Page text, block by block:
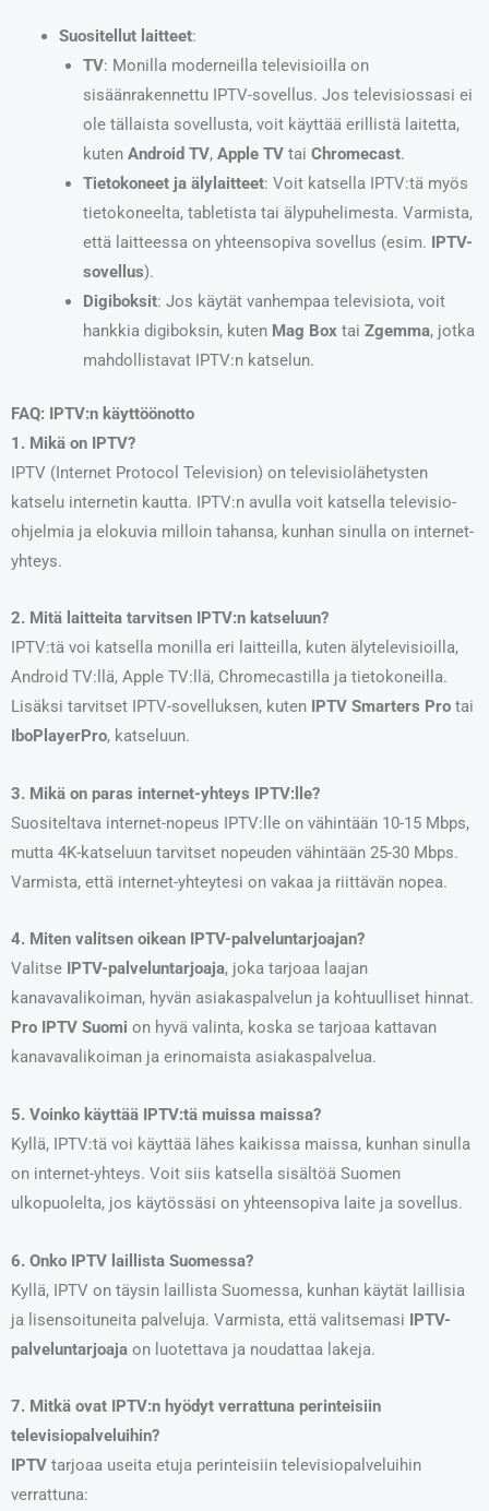
Suositellut laitteet:
TV: Monilla moderneilla televisioilla on
sisäänrakennettu IPTV-sovellus. Jos televisiossasi ei
ole tällaista sovellusta, voit käyttää erillistä laitetta,
kuten Android TV, Apple TVtai Chromecast.
Tietokoneet ja älylaitteet: Voit katsella IPTV:tä myös
tietokoneelta, tabletista tai älypuhelimesta. Varmista,
että laitteessa on yhteensopiva sovellus (esim. IPTV-
sovellus).
Digiboksit: Jos käytät vanhempaa televisiota, voit
hankkia digiboksin, kuten Mag Boxtai Zgemma, jotka
mahdollistavat IPTV:n katselun.
FAQ: IPTV:n käyttöönotto
1. Mikä on IPTV?
IPTV (Internet Protocol Television) on televisiolähetysten
katselu internetin kautta. IPTV:n avulla voit katsella televisio-
ohjelmia ja elokuvia milloin tahansa, kunhan sinulla on internet-
yhteys.
2. Mitä laitteita tarvitsen IPTV:n katseluun?
IPTV:tä voi katsella monilla eri laitteilla, kuten älytelevisioilla,
Android TV:llä, Apple TV:llä, Chromecastilla ja tietokoneilla.
Lisäksi tarvitset IPTV-sovelluksen, kuten
IPTV Smarters Pro tai
IboPlayerPro, katseluun.
3. Mikä on paras internet-yhteys IPTV:lle?
Suositeltava internet-nopeus IPTV:lle on vähintään 10-15 Mbps,
mutta 4K-katseluun tarvitset nopeuden vähintään 25-30 Mbps.
Varmista, että internet-yhteytesi on vakaa ja riittävän nopea.
4. Miten valitsen oikean IPTV-palveluntarjoajan?
Valitse
IPTV-palveluntarjoaja, joka tarjoaa laajan
kanavavalikoiman, hyvän asiakaspalvelun ja kohtuulliset hinnat.
Pro IPTV Suomi on hyvä valinta, koska se tarjoaa kattavan
kanavavalikoiman ja erinomaista asiakaspalvelua.
5. Voinko käyttää IPTV:tä muissa maissa?
Kyllä, IPTV:tä voi käyttää lähes kaikissa maissa, kunhan sinulla
on internet-yhteys. Voit siis katsella sisältöä Suomen
ulkopuolelta, jos käytössäsi on yhteensopiva laite ja sovellus.
6. Onko IPTV laillista Suomessa?
Kyllä, IPTV on täysin laillista Suomessa, kunhan käytät laillisia
ja lisensoituneita palveluja. Varmista, että valitsemasi IPTV-
palveluntarjoaja on luotettava ja noudattaa lakeja.
7. Mitkä ovat IPTV:n hyödyt verrattuna perinteisiin
televisiopalveluihin?
IPTV tarjoaa useita etuja perinteisiin televisiopalveluihin
verrattuna: